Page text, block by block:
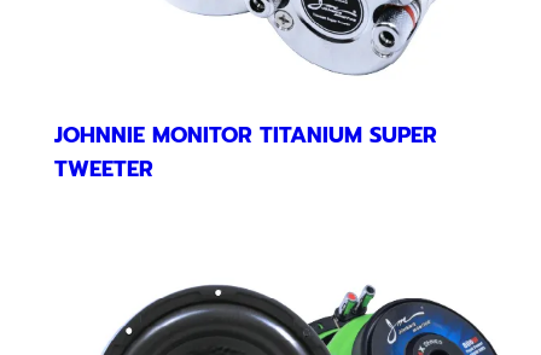
JOHNNIE MONITOR TITANIUM SUPER
TWEETER